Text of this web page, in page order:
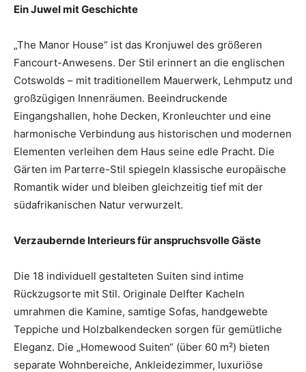
Ein Juwel mit Geschichte
„The Manor House“ ist das Kronjuwel des größeren
Fancourt-Anwesens. Der Stil erinnert an die englischen
Cotswolds – mit traditionellem Mauerwerk, Lehmputz und
großzügigen Innenräumen. Beeindruckende
Eingangshallen, hohe Decken, Kronleuchter und eine
harmonische Verbindung aus historischen und modernen
Elementen verleihen dem Haus seine edle Pracht. Die
Gärten im Parterre-Stil spiegeln klassische europäische
Romantik wider und bleiben gleichzeitig tief mit der
südafrikanischen Natur verwurzelt.
Verzaubernde Interieurs für anspruchsvolle Gäste
Die 18 individuell gestalteten Suiten sind intime
Rückzugsorte mit Stil. Originale Delfter Kacheln
umrahmen die Kamine, samtige Sofas, handgewebte
Teppiche und Holzbalkendecken sorgen für gemütliche
Eleganz. Die „Homewood Suiten“ (über 60 m²) bieten
separate Wohnbereiche, Ankleidezimmer, luxuriöse